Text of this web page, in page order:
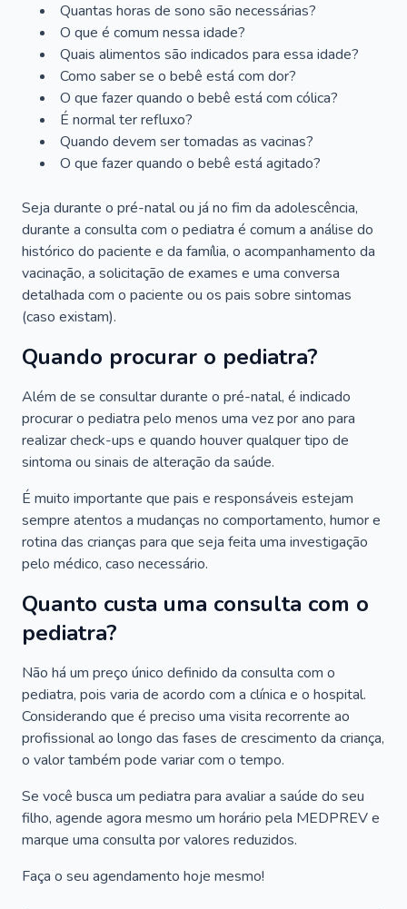
Quantas horas de sono são necessárias?
O que é comum nessa idade?
Quais alimentos são indicados para essa idade?
Como saber se o bebê está com dor?
O que fazer quando o bebê está com cólica?
É normal ter refluxo?
Quando devem ser tomadas as vacinas?
O que fazer quando o bebê está agitado?
Seja durante o pré-natal ou já no fim da adolescência,
durante a consulta com o pediatra é comum a análise do
histórico do paciente e da família, o acompanhamento da
vacinação, a solicitação de exames e uma conversa
detalhada com o paciente ou os pais sobre sintomas
(caso existam).
Quando procurar o pediatra?
Além de se consultar durante o pré-natal, é indicado
procurar o pediatra pelo menos uma vez por ano para
realizar check-ups e quando houver qualquer tipo de
sintoma ou sinais de alteração da saúde.
É muito importante que pais e responsáveis estejam
sempre atentos a mudanças no comportamento, humor e
rotina das crianças para que seja feita uma investigação
pelo médico, caso necessário.
Quanto custa uma consulta com o
pediatra?
Não há um preço único definido da consulta com o
pediatra, pois varia de acordo com a clínica e o hospital.
Considerando que é preciso uma visita recorrente ao
profissional ao longo das fases de crescimento da criança,
o valor também pode variar com o tempo.
Se você busca um pediatra para avaliar a saúde do seu
filho, agende agora mesmo um horário pela MEDPREV e
marque uma consulta por valores reduzidos.
Faça o seu agendamento hoje mesmo!